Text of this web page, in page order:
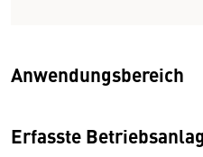
Anwendungsbereich
Erfasste